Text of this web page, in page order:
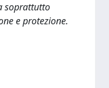
soprattutto
e protezione.